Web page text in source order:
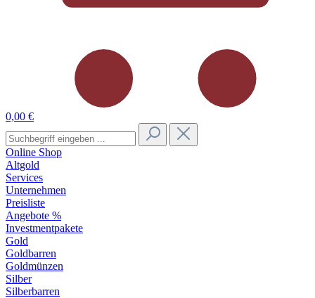
0,00 €
Online Shop
Altgold
Services
Unternehmen
Preisliste
Angebote %
Investmentpakete
Gold
Goldbarren
Goldmünzen
Silber
Silberbarren